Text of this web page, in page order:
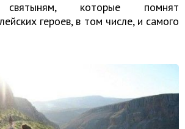
святыням, которые помнят
героев, в том числе, и самого